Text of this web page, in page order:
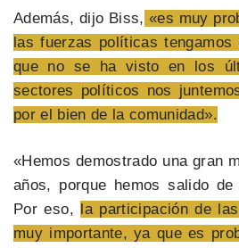
Además, dijo Biss, «es muy
las fuerzas políticas tengamos
que no se ha visto en los
sectores políticos nos
por el bien de la comunidad».
«Hemos demostrado una gran
años, porque hemos salido
Por eso,
la participación de
muy importante, ya que es